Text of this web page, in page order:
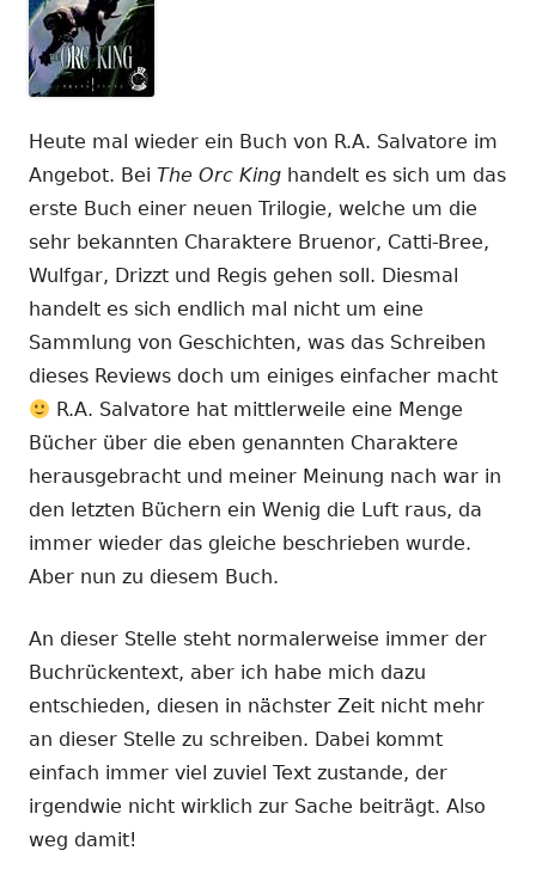
Heute mal wieder ein Buch von R.A. Salvatore im
Angebot. Bei The Orc King handelt es sich um das
erste Buch einer neuen Trilogie, welche um die
sehr bekannten Charaktere Bruenor, Catti-Bree,
Wulfgar, Drizzt und Regis gehen soll. Diesmal
handelt es sich endlich mal nicht um eine
Sammlung von Geschichten, was das Schreiben
dieses Reviews doch um einiges einfacher macht
R.A. Salvatore hat mittlerweile eine Menge
Bücher über die eben genannten Charaktere
herausgebracht und meiner Meinung nach war in
den letzten Büchern ein Wenig die Luft raus, da
immer wieder das gleiche beschrieben wurde.
Aber nun zu diesem Buch.
An dieser Stelle steht normalerweise immer der
Buchrückentext, aber ich habe mich dazu
entschieden, diesen in nächster Zeit nicht mehr
an dieser Stelle zu schreiben. Dabei kommt
einfach immer viel zuviel Text zustande, der
irgendwie nicht wirklich zur Sache beiträgt. Also
weg damit!